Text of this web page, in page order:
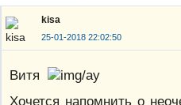
kisa
25-01-2018 22:02:50
Витя
Хочется напомнить о